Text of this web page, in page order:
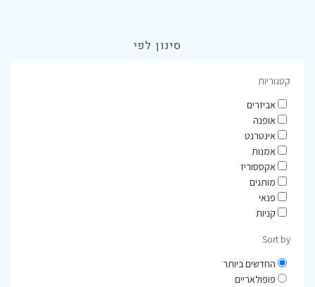
סינון לפי
קטגוריות
אביזרים
אופנה
אינטרנט
אמנות
אקססוריז
מותגים
פנאי
קניות
Sort by
החדשים ביותר
פופולאריים